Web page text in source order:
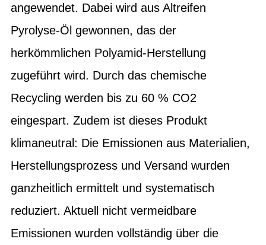
angewendet. Dabei wird aus Altreifen
Pyrolyse-Öl gewonnen, das der
herkömmlichen Polyamid-Herstellung
zugeführt wird. Durch das chemische
Recycling werden bis zu 60 % CO2
eingespart. Zudem ist dieses Produkt
klimaneutral: Die Emissionen aus Materialien,
Herstellungsprozess und Versand wurden
ganzheitlich ermittelt und systematisch
reduziert. Aktuell nicht vermeidbare
Emissionen wurden vollständig über die